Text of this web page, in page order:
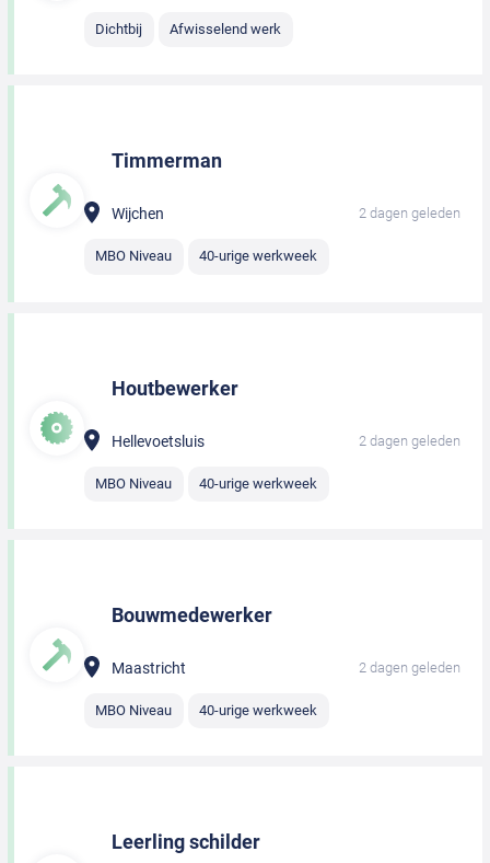
Dichtbij Afwisselend werk
Timmerman
Wijchen 2 dagen geleden
MBO Niveau 40-urige werkweek
Houtbewerker
Hellevoetsluis 2 dagen geleden
MBO Niveau 40-urige werkweek
Bouwmedewerker
Maastricht 2 dagen geleden
MBO Niveau 40-urige werkweek
Leerling schilder